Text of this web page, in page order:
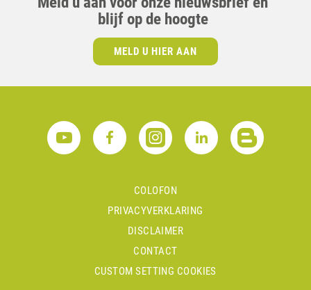
blijf op de hoogte
MELD U HIER AAN
COLOFON
PRIVACYVERKLARING
DISCLAIMER
CONTACT
CUSTOM SETTING COOKIES